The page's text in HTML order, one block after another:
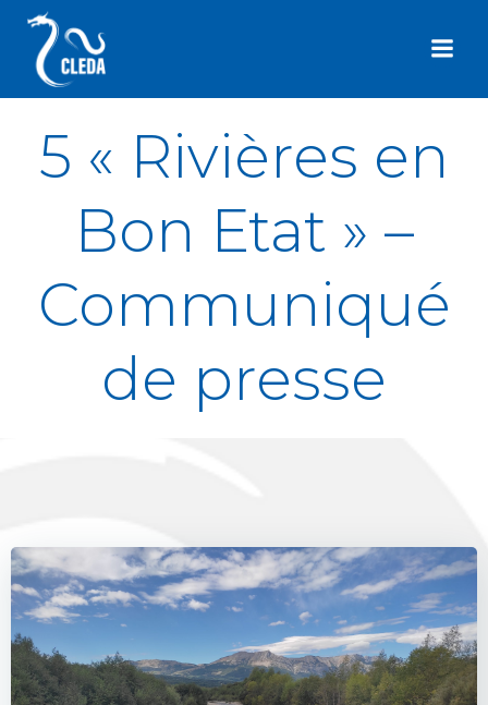
5 « Rivières en
Bon Etat » –
Communiqué
de presse